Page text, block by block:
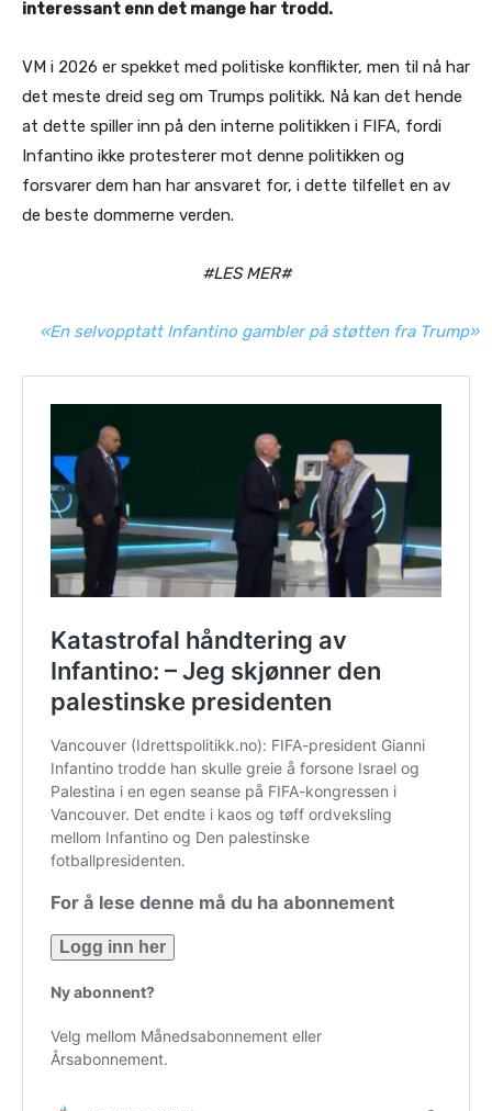
interessant enn det mange har trodd.
VM i 2026 er spekket med politiske konflikter, men til nå har
det meste dreid seg om Trumps politikk. Nå kan det hende
at dette spiller inn på den interne politikken i FIFA, fordi
Infantino ikke protesterer mot denne politikken og
forsvarer dem han har ansvaret for, i dette tilfellet en av
de beste dommerne verden.
#LES MER#
«En selvopptatt Infantino gambler på støtten fra Trump»